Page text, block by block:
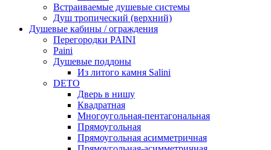
Встраиваемые душевые системы
Душ тропический (верхний)
Душевые кабины / ограждения
Перегородки PAINI
Paini
Душевые поддоны
Из литого камня Salini
DETO
Дверь в нишу
Квадратная
Многоугольная-пентагональная
Прямоугольная
Прямоугольная асимметричная